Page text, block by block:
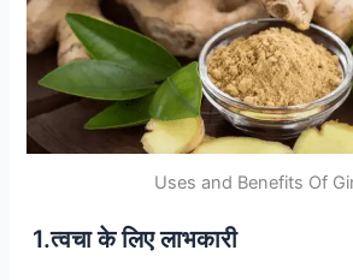
Uses and Benefits Of
1.त्वचा के लिए लाभकारी